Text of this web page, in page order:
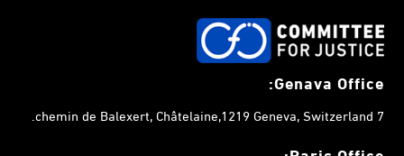
Genava Office:
7 chemin de Balexert, Châtelaine,1219 Geneva, Switzerland.